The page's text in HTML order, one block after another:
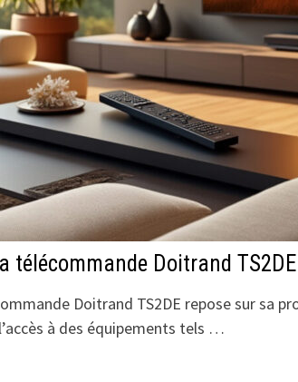
Doitrand TS2DE
Doitrand TS2DE repose sur sa
à des équipements tels …